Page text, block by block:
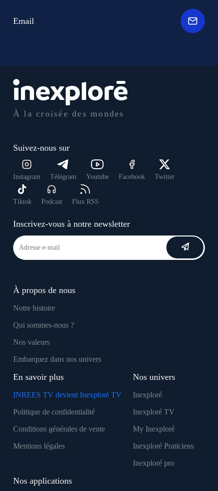
À la croisée des mondes
Suivez-nous sur
Instagram Télégram Youtube Facebook Twitter
Tiktok Podcast Flux RSS
Inscrivez-vous à notre newsletter
À propos de nous
Notre histoire
Qui sommes-nous ?
Nos valeurs
Embarquez dans nos univers
En savoir plus
INREES TV devient Inexploré TV
Politique de confidentialité
Conditions générales de vente
Mentions légales
Nos univers
Inexploré
Inexploré TV
My Inexploré
Inexploré Praticiens
Inexploré pro
Nos applications
Email